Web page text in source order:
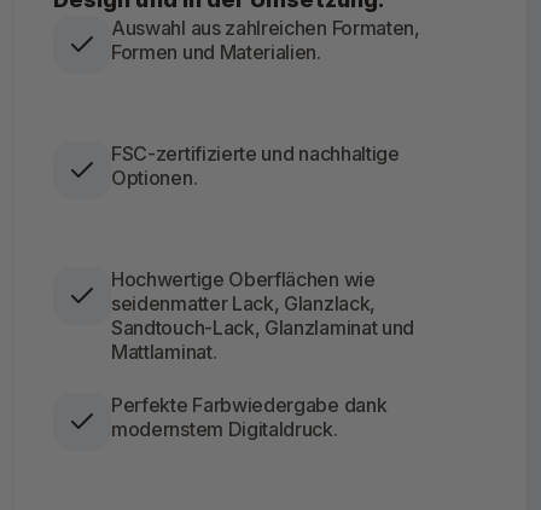
Auswahl aus zahlreichen Formaten,
Formen und Materialien.
FSC-zertifizierte und nachhaltige
Optionen.
Hochwertige Oberflächen wie
seidenmatter Lack, Glanzlack,
Sandtouch-Lack, Glanzlaminat und
Mattlaminat.
Perfekte Farbwiedergabe dank
modernstem Digitaldruck.